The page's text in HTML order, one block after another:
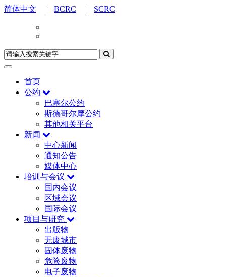
简体中文 | BCRC | SCRC
首页
公约
巴塞尔公约
斯德哥尔摩公约
其他相关平台
新闻
中心新闻
通知公告
媒体中心
培训与会议
国内会议
区域会议
国际会议
项目与研究
出版物
无废城市
固体废物
危险废物
电子废物